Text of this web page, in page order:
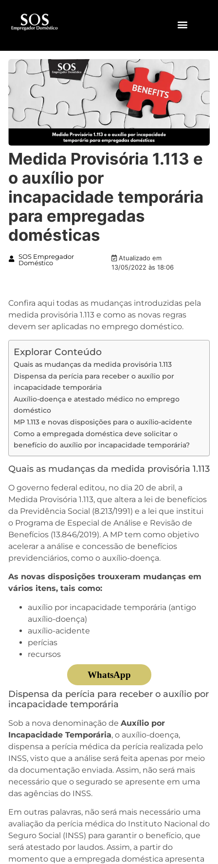
Medida Provisória 1.113 e
o auxílio por
incapacidade temporária
para empregadas
domésticas
SOS Empregador
Doméstico
Atualizado em
13/05/2022 às 18:06
Confira aqui todas as mudanças introduzidas pela
medida provisória 1.113 e como as novas regras
devem ser aplicadas no emprego doméstico.
Explorar Conteúdo
Quais as mudanças da medida provisória 1.113
Dispensa da perícia para receber o auxílio por
incapacidade temporária
Auxílio-doença e atestado médico no emprego
doméstico
MP 1.113 e novas disposições para o auxílio-acidente
Como a empregada doméstica deve solicitar o
benefício do auxílio por incapacidade temporária?
Quais as mudanças da medida provisória 1.113
O governo federal editou, no dia 20 de abril, a
Medida Provisória 1.113, que altera a lei de benefícios
da Previdência Social (8.213/1991) e a lei que institui
o Programa de Especial de Análise e Revisão de
Benefícios (13.846/2019). A MP tem como objetivo
acelerar a análise e concessão de benefícios
previdenciários, como o auxílio-doença.
As novas disposições trouxeram mudanças em
vários itens, tais como:
auxílio por incapacidade temporária (antigo
auxílio-doença)
auxílio-acidente
perícias
recursos
WhatsApp
Dispensa da perícia para receber o auxílio por
incapacidade temporária
Sob a nova denominação de Auxílio por
Incapacidade Temporária, o auxílio-doença,
dispensa a perícia médica da perícia realizada pelo
INSS, visto que a análise será feita apenas por meio
da documentação enviada. Assim, não será mais
necessário que o segurado se apresente em uma
das agências do INSS.
Em outras palavras, não será mais necessário uma
avaliação da perícia médica do Instituto Nacional do
Seguro Social (INSS) para garantir o benefício, que
será atestado por laudos. Assim, a partir do
momento que a empregada doméstica apresenta